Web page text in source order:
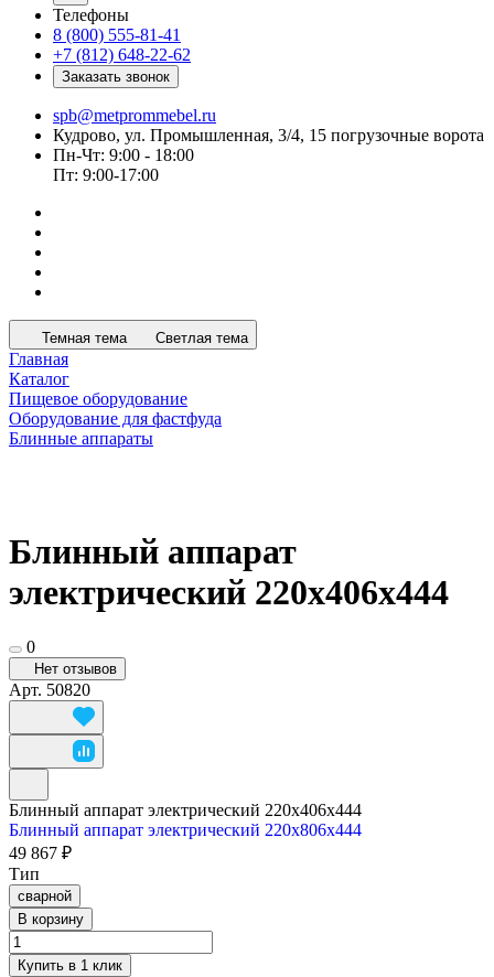
Телефоны
8 (800) 555-81-41
+7 (812) 648-22-62
Заказать звонок
spb@metprommebel.ru
Кудрово, ул. Промышленная, 3/4, 15 погрузочные ворота
Пн-Чт: 9:00 - 18:00
Пт: 9:00-17:00
Темная тема Светлая тема
Главная
Каталог
Пищевое оборудование
Оборудование для фастфуда
Блинные аппараты
Блинный аппарат
электрический 220x406x444
0
Нет отзывов
Арт. 50820
Блинный аппарат электрический 220x406x444
Блинный аппарат электрический 220x806x444
49 867 ₽
Тип
сварной
В корзину
Купить в 1 клик